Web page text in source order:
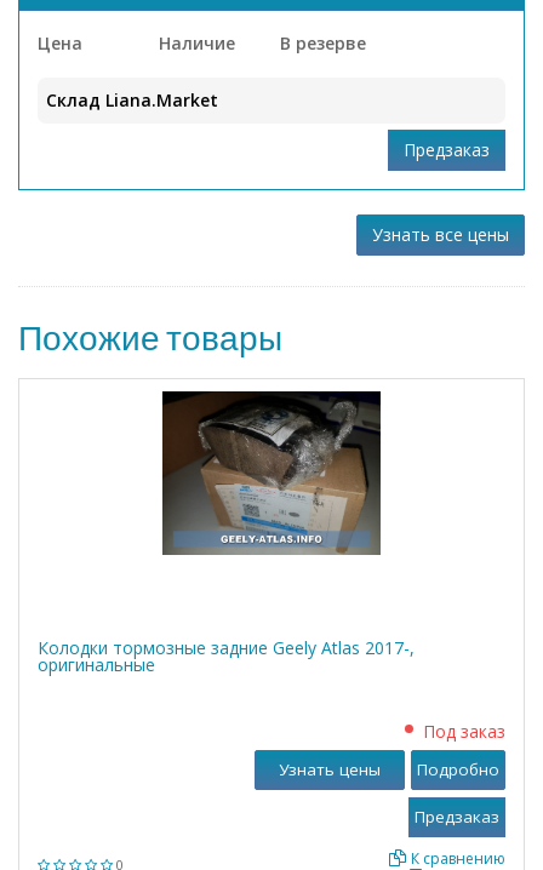
Цена Наличие В резерве
Склад Liana.Market
Узнать все цены
Похожие товары
Колодки тормозные задние Geely Atlas 2017-,
оригинальные
0
Под заказ
К сравнению
Узнать цены Подробно